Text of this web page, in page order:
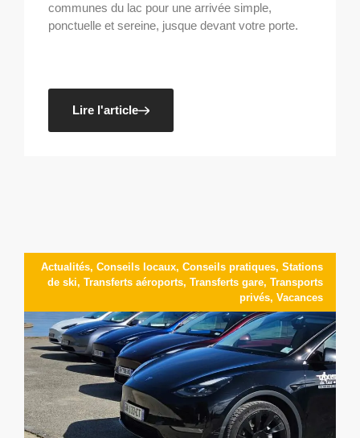
communes du lac pour une arrivée simple,
ponctuelle et sereine, jusque devant votre porte.
Lire l'article
Actualités, Conseils locaux, Conseils pratiques, Stations
de ski, Transferts aéroports, Transferts gare, Transports
privés, Vacances